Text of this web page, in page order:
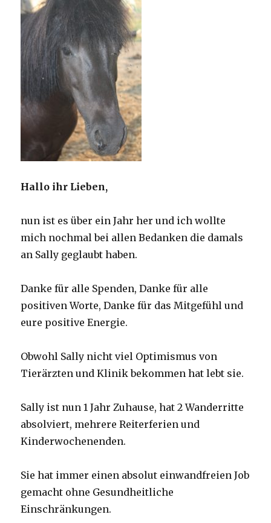
Hallo ihr Lieben,
nun ist es über ein Jahr her und ich wollte
mich nochmal bei allen Bedanken die damals
an Sally geglaubt haben.
Danke für alle Spenden, Danke für alle
positiven Worte, Danke für das Mitgefühl und
eure positive Energie.
Obwohl Sally nicht viel Optimismus von
Tierärzten und Klinik bekommen hat lebt sie.
Sally ist nun 1 Jahr Zuhause, hat 2 Wanderritte
absolviert, mehrere Reiterferien und
Kinderwochenenden.
Sie hat immer einen absolut einwandfreien Job
gemacht ohne Gesundheitliche
Einschränkungen.